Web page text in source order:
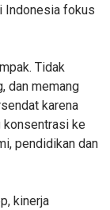
Indonesia fokus
Tidak
dan memang
karena
konsentrasi ke
pendidikan dan
kinerja